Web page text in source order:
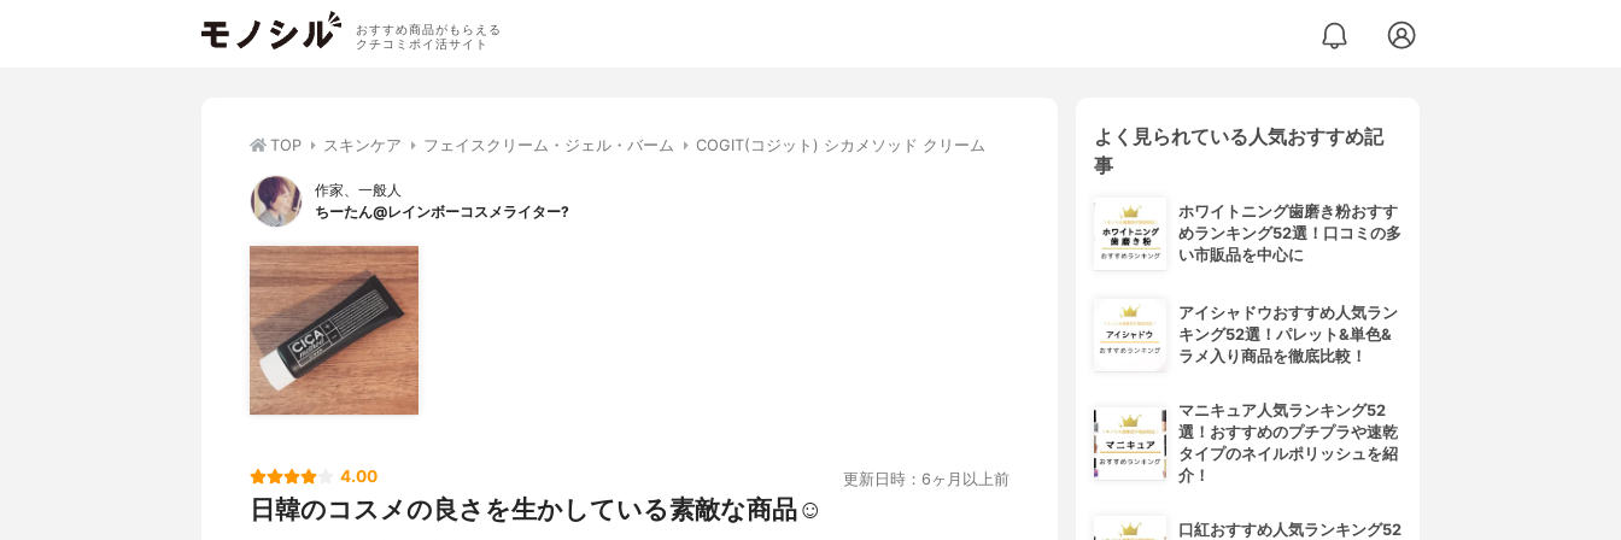
おすすめ商品がもらえる
クチコミポイ活サイト
TOP スキンケア フェイスクリーム・ジェル・バーム COGIT(コジット) シカメソッド クリーム
作家、一般人
ちーたん@レインボーコスメライター?
4.00 更新日時：6ヶ月以上前
日韓のコスメの良さを生かしている素敵な商品☺️
よく見られている人気おすすめ記
事
ホワイトニング歯磨き粉おすす
めランキング52選！口コミの多
い市販品を中心に
アイシャドウおすすめ人気ラン
キング52選！パレット&単色&
ラメ入り商品を徹底比較！
マニキュア人気ランキング52
選！おすすめのプチプラや速乾
タイプのネイルポリッシュを紹
介！
口紅おすすめ人気ランキング52